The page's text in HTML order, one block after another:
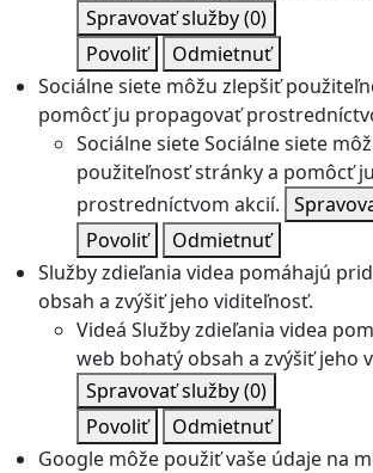
Spravovať služby(0)
Povoliť
Odmietnuť
Sociálne siete môžu zlepšiť
pomôcť ju propagovať
Sociálne sieteSociálne siete
použiteľnosť stránky a pomôcť
prostredníctvom akcií.
Povoliť
Odmietnuť
Služby zdieľania videa pomáhajú
obsah a zvýšiť jeho viditeľnosť.
Videá Služby zdieľania videa
web bohatý obsah a zvýšiť jeho
Spravovať služby(0)
Povoliť
Odmietnuť
Google môže použiť vaše údaje na